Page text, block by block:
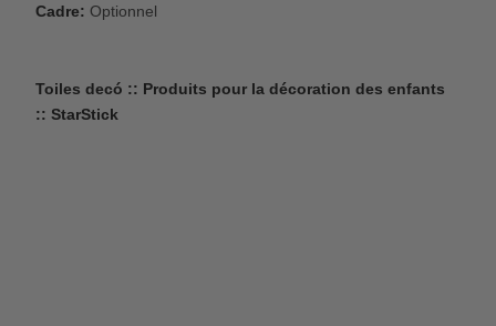
Cadre: Optionnel
Toiles decó :: Produits pour la décoration des enfants
:: StarStick